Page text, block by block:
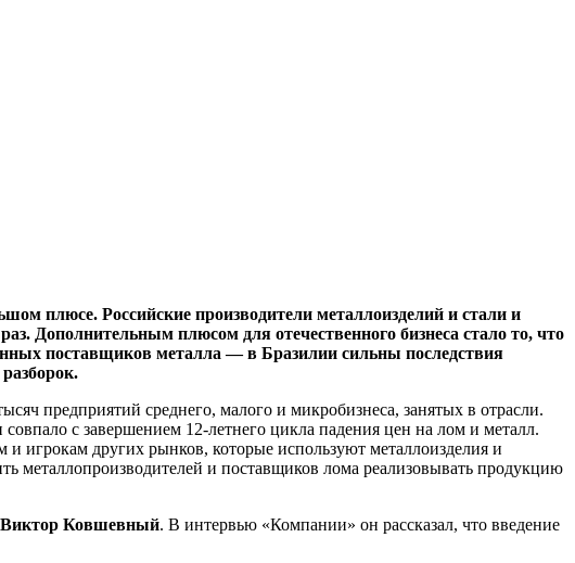
плюсе. Российские производители металлоизделий и стали и
Дополнительным плюсом для отечественного бизнеса стало то, что
поставщиков металла — в Бразилии сильны последствия
предприятий среднего, малого и микробизнеса, занятых в отрасли.
с завершением 12-летнего цикла падения цен на лом и металл.
игрокам других рынков, которые используют металлоизделия и
металлопроизводителей и поставщиков лома реализовывать продукцию
Ковшевный. В интервью «Компании» он рассказал, что введение